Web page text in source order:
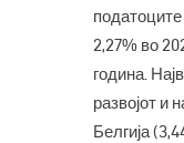
2,27% во
година.
развојот и
Белгија